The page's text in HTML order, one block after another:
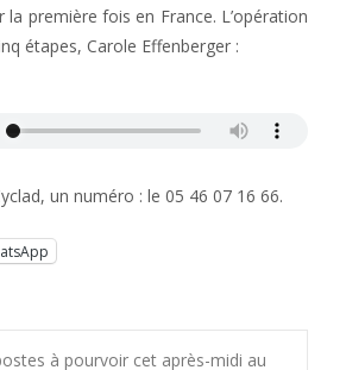
première fois en France. L’opération
étapes, Carole Effenberger :
un numéro : le 05 46 07 16 66.
à pourvoir cet après-midi au